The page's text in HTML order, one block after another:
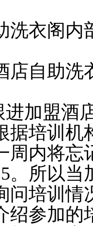
衣阁内
自助洗
盟酒店
据培训机
周内将忘
。所以
问培训情
绍参加